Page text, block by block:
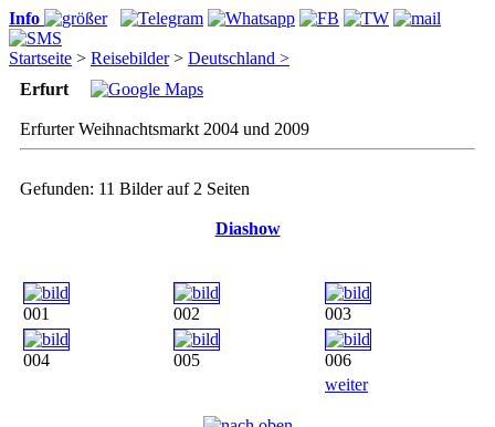
Info
Startseite > Reisebilder> Deutschland >
Erfurt
Erfurter Weihnachtsmarkt 2004 und 2009
Gefunden: 11 Bilder auf 2 Seiten
Diashow
001 002 003
004 005
006
weiter